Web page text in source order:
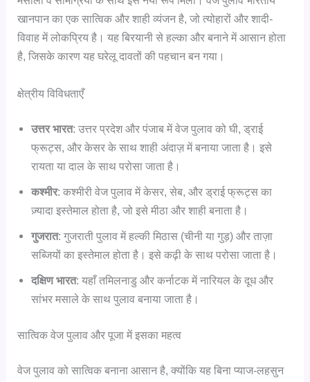
खानपान का एक सात्विक और शाही व्यंजन है, जो त्योहारों और शादी-
विवाह में लोकप्रिय है। यह बिरयानी से हल्का और बनाने में आसान होता
है, जिसके कारण यह घरेलू दावतों की पहचान बन गया।
क्षेत्रीय विविधताएँ
उत्तर भारत: उत्तर प्रदेश और पंजाब में वेज पुलाव को घी, ड्राई
फ्रूट्स, और केसर के साथ शाही अंदाज़ में बनाया जाता है। इसे
रायता या दाल के साथ परोसा जाता है।
कश्मीर: कश्मीरी वेज पुलाव में केसर, सेब, और ड्राई फ्रूट्स का
ज़्यादा इस्तेमाल होता है, जो इसे मीठा और शाही बनाता है।
गुजरात: गुजराती पुलाव में हल्की मिठास (चीनी या गुड़) और ताज़ा
सब्जियों का इस्तेमाल होता है। इसे कढ़ी के साथ परोसा जाता है।
दक्षिण भारत: यहाँ तमिलनाडु और कर्नाटक में नारियल के दूध और
सांभर मसाले के साथ पुलाव बनाया जाता है।
सात्विक वेज पुलाव और पूजा में इसका महत्व
वेज पुलाव को सात्विक बनाना आसान है, क्योंकि यह बिना प्याज-लहसुन